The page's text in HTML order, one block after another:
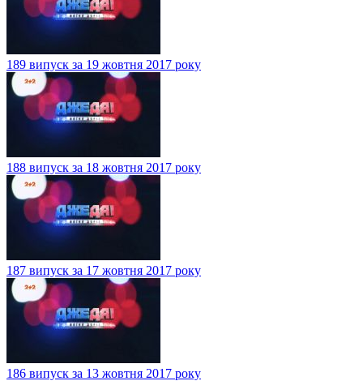
189 випуск за 19 жовтня 2017 року
188 випуск за 18 жовтня 2017 року
187 випуск за 17 жовтня 2017 року
186 випуск за 13 жовтня 2017 року